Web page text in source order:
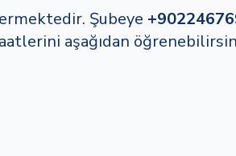
Şubeye
aşağıdan